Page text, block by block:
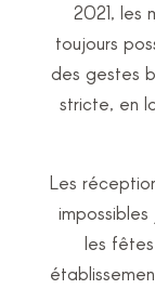
2021, les
toujours
des gestes
stricte, en
Les
impossibles
les